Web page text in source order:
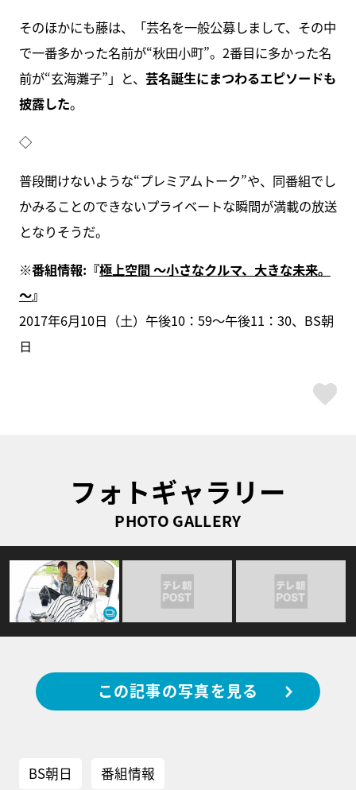
そのほかにも藤は、「芸名を一般公募しまして、その中
で一番多かった名前が“秋田小町”。2番目に多かった名
前が“玄海灘子”」と、 芸名誕生にまつわるエピソードも
披露した。
◇
普段聞けないような“プレミアムトーク”や、同番組でし
かみることのできないプライベートな瞬間が満載の放送
となりそうだ。
※番組情報:『極上空間 ～小さなクルマ、大きな未来。
～』
2017年6月10日（土）午後10：59～午後11：30、BS朝
日
フォトギャラリー
PHOTO GALLERY
この記事の写真を見る
BS朝日 番組情報